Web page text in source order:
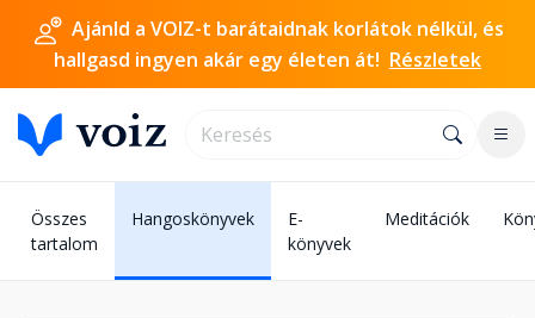
Ajánld a VOIZ-t barátaidnak korlátok nélkül, és
hallgasd ingyen akár egy életen át! Részletek
Összes
tartalom
Hangoskönyvek
E-
könyvek
Meditációk